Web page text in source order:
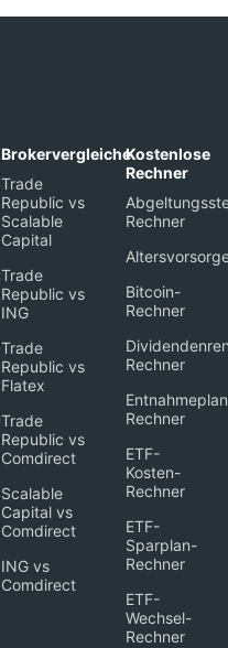
Brokervergleiche
Trade
Republic vs
Scalable
Capital
Trade
Republic vs
ING
Trade
Republic vs
Flatex
Trade
Republic vs
Comdirect
Scalable
Capital vs
Comdirect
ING vs
Comdirect
Kostenlose
Rechner
Rechner
Bitcoin-
Rechner
Rechner
Rechner
ETF-
Kosten-
Rechner
ETF-
Sparplan-
Rechner
ETF-
Wechsel-
Rechner